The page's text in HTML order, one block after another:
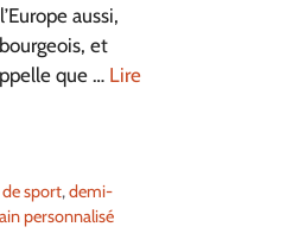
aussi,
et
que … Lire
de sport,demi-
personnalisé